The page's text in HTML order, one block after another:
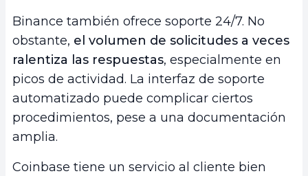
Binance también ofrece soporte 24/7. No
obstante, el volumen de solicitudes a veces
ralentiza las respuestas, especialmente en
picos de actividad. La interfaz de soporte
automatizado puede complicar ciertos
procedimientos, pese a una documentación
amplia.
Coinbase tiene un servicio al cliente bien